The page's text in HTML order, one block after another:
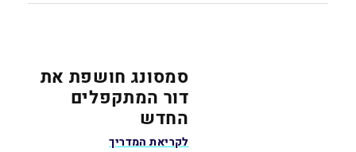
סמסונג חושפת את
דור המתקפלים
החדש
לקריאת המדריך